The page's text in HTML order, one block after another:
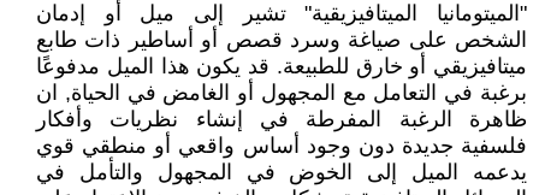
"الميتومانيا الميتافيزيقية" تشير إلى ميل أو إدمان
الشخص على صياغة وسرد قصص أو أساطير ذات طابع
ميتافيزيقي أو خارق للطبيعة. قد يكون هذا الميل مدفوعًا
برغبة في التعامل مع المجهول أو الغامض في الحياة, ان
ظاهرة الرغبة المفرطة في إنشاء نظريات وأفكار
فلسفية جديدة دون وجود أساس واقعي أو منطقي قوي
يدعمه الميل إلى الخوض في المجهول والتأمل في